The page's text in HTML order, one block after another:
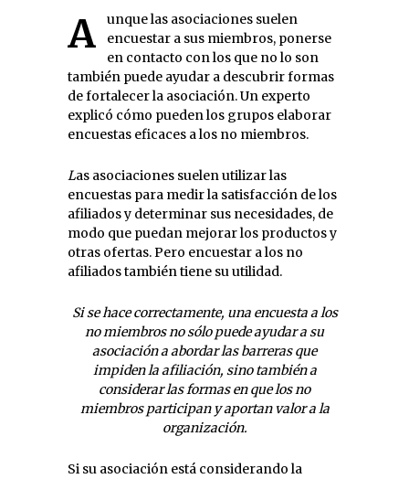
Aunque las asociaciones suelen
encuestar a sus miembros, ponerse
en contacto con los que no lo son
también puede ayudar a descubrir formas
de fortalecer la asociación. Un experto
explicó cómo pueden los grupos elaborar
encuestas eficaces a los no miembros.
Las asociaciones suelen utilizar las
encuestas para medir la satisfacción de los
afiliados y determinar sus necesidades, de
modo que puedan mejorar los productos y
otras ofertas. Pero encuestar a los no
afiliados también tiene su utilidad.
Si se hace correctamente, una encuesta a los
no miembros no sólo puede ayudar a su
asociación a abordar las barreras que
impiden la afiliación, sino también a
considerar las formas en que los no
miembros participan y aportan valor a la
organización.
Si su asociación está considerando la